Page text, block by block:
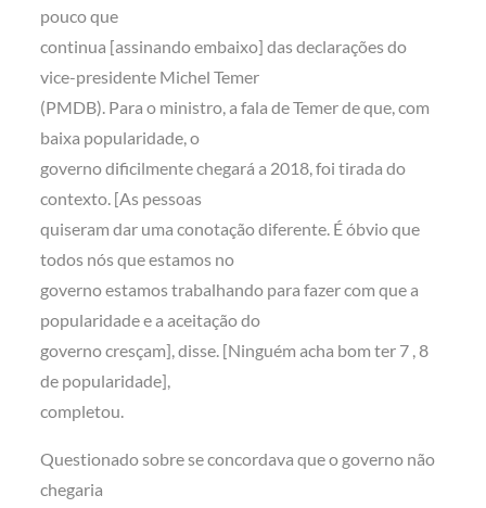
pouco que
continua [assinando embaixo] das declarações do
vice-presidente Michel Temer
(PMDB). Para o ministro, a fala de Temer de que, com
baixa popularidade, o
governo dificilmente chegará a 2018, foi tirada do
contexto. [As pessoas
quiseram dar uma conotação diferente. É óbvio que
todos nós que estamos no
governo estamos trabalhando para fazer com que a
popularidade e a aceitação do
governo cresçam], disse. [Ninguém acha bom ter 7 , 8
de popularidade],
completou.
Questionado sobre se concordava que o governo não
chegaria